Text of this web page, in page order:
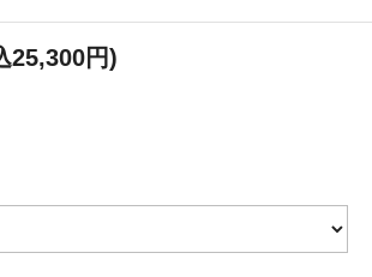
25,300円)